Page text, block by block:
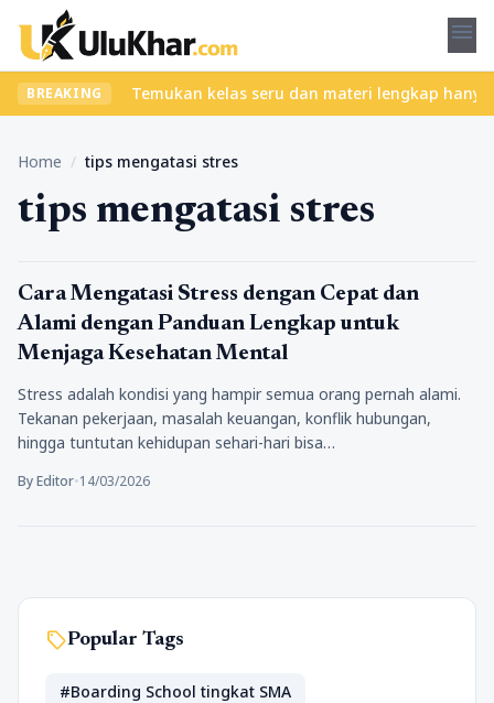
menu
BREAKING
tanpa ribet? Temukan kelas seru dan materi lengkap hanya
Home / tips mengatasi stres
tips mengatasi stres
Kesehatan
Cara Mengatasi Stress dengan Cepat dan
Alami dengan Panduan Lengkap untuk
Menjaga Kesehatan Mental
Stress adalah kondisi yang hampir semua orang pernah alami.
Tekanan pekerjaan, masalah keuangan, konflik hubungan,
hingga tuntutan kehidupan sehari-hari bisa…
By Editor•14/03/2026
sellPopular Tags
#Boarding School tingkat SMA